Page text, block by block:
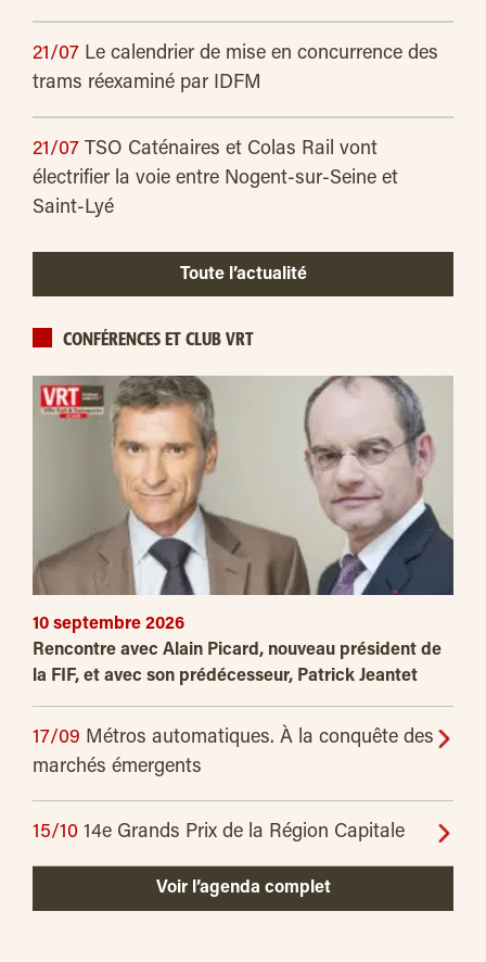
21/07 Le calendrier de mise en concurrence des
trams réexaminé par IDFM
21/07 TSO Caténaires et Colas Rail vont
électrifier la voie entre Nogent-sur-Seine et
Saint-Lyé
Toute l’actualité
CONFÉRENCES ET CLUB VRT
10 septembre 2026
Rencontre avec Alain Picard, nouveau président de
la FIF, et avec son prédécesseur, Patrick Jeantet
17/09 Métros automatiques. À la conquête des
marchés émergents
15/10 14e Grands Prix de la Région Capitale
Voir l’agenda complet